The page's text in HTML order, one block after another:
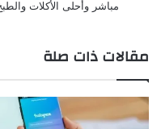
مباشر وأحلى الأكلات
مقالات ذات صلة